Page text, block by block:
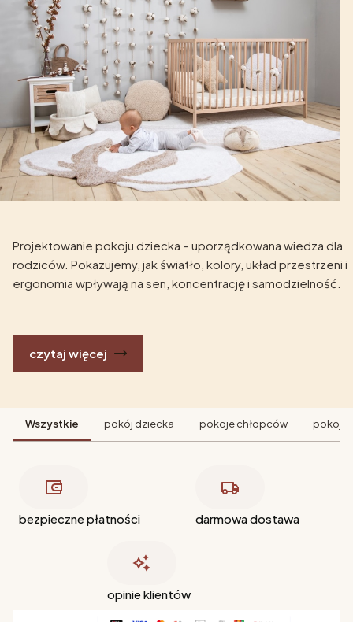
Projektowanie pokoju dziecka – uporządkowana wiedza dla
rodziców. Pokazujemy, jak światło, kolory, układ przestrzeni i
ergonomia wpływają na sen, koncentrację i samodzielność.
czytaj więcej
Wszystkie pokój dziecka pokoje chłopców pokoje
bezpieczne płatności darmowa dostawa
opinie klientów